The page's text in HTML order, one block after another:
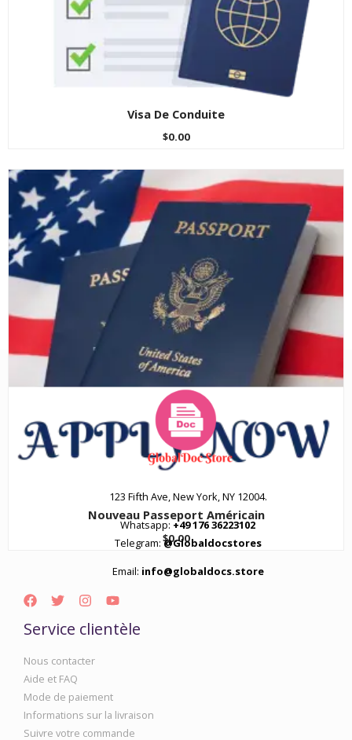
Visa De Conduite
$0.00
Nouveau Passeport Américain
$0.00
123 Fifth Ave, New York, NY 12004.
Whatsapp: +49 176 36223102
Telegram:@Globaldocstores
Email: info@globaldocs.store
Service clientèle
Nous contacter
Aide et FAQ
Mode de paiement
Informations sur la livraison
Suivre votre commande